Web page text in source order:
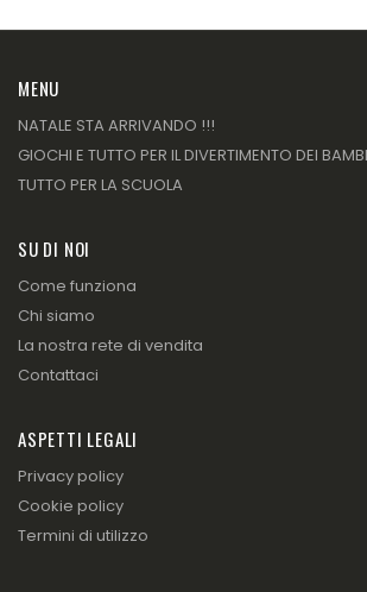
MENU
NATALE STA ARRIVANDO !!!
GIOCHI E TUTTO PER IL DIVERTIMENTO DEI
TUTTO PER LA SCUOLA
SU DI NOI
Come funziona
Chi siamo
La nostra rete di vendita
Contattaci
ASPETTI LEGALI
Privacy policy
Cookie policy
Termini di utilizzo